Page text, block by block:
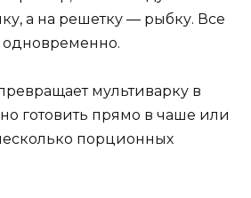
а на решетку ― рыбку. Все
одновременно.
мультиварку в
готовить прямо в чаше или
порционных